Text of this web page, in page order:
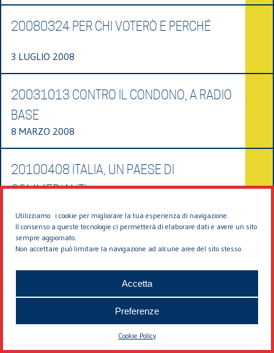
Utilizziamo i cookie per migliorare la tua esperienza di navigazione.
Il consenso a queste tecnologie ci permetterà di elaborare dati e avere un sito
sempre aggiornato.
Non accettare può limitare la navigazione ad alcune aree del sito stesso.
Accetta
Preferenze
Cookie Policy
20080324 PER CHI VOTERÒ E PERCHÉ
3 LUGLIO 2008
20031013 CONTRO IL CONDONO, A RADIO
BASE
8 MARZO 2008
20100408 ITALIA, UN PAESE DI
COMMEDIANTI
20081209 LA QUALITÀ DELLA CITTÀ
20020000 SCAMBIO DI LETTERE CON LUIGI
MAZZA (E DINO BORRI)